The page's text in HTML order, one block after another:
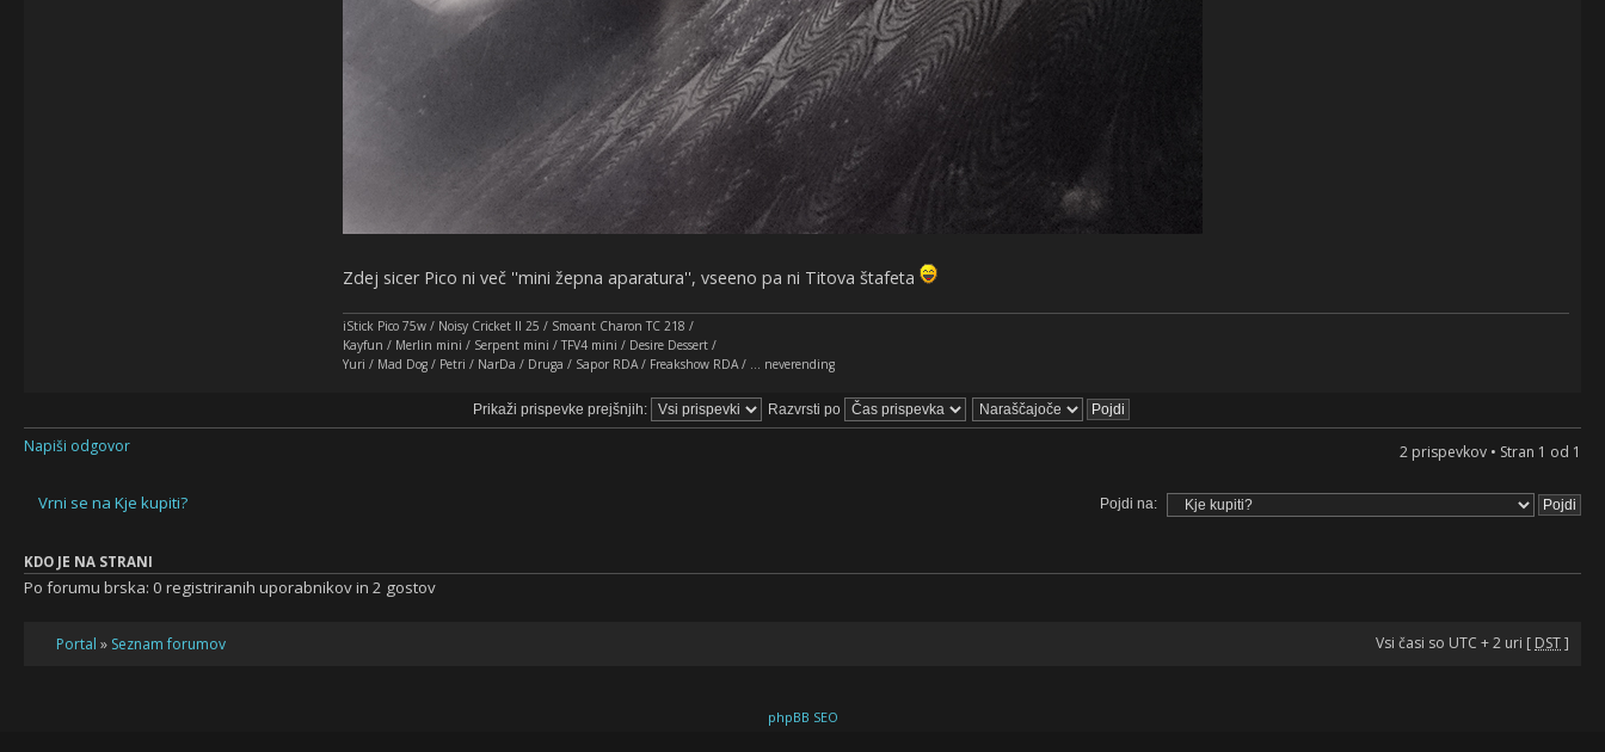
Zdej sicer Pico ni več ''mini žepna aparatura'', vseeno pa ni Titova štafeta
iStick Pico 75w / Noisy Cricket II 25 / Smoant Charon TC 218 /
Kayfun / Merlin mini / Serpent mini / TFV4 mini / Desire Dessert /
Yuri / Mad Dog / Petri / NarDa / Druga / Sapor RDA / Freakshow RDA / ... neverending
Prikaži prispevke prejšnjih: Razvrsti po
Napiši odgovor 2 prispevkov • Stran 1 od 1
Vrni se na Kje kupiti? Pojdi na:
KDO JE NA STRANI
Po forumu brska: 0 registriranih uporabnikov in 2 gostov
Portal » Seznam forumov Vsi časi so UTC + 2 uri [ DST]
phpBB SEO